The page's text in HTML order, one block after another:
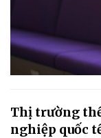
Thị trường
nghiệp quốc